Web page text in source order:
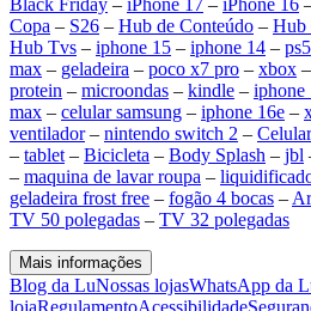
Black Friday – iPhone 17 – iPhone 16
Copa – S26 – Hub de Conteúdo – Hub
Hub Tvs – iphone 15 – iphone 14 – ps5
max – geladeira – poco x7 pro – xbox –
protein – microondas – kindle – iphone
max – celular samsung – iphone 16e –
ventilador– nintendo switch 2 – Celular
– tablet – Bicicleta – Body Splash – jbl
– maquina de lavar roupa –
geladeira frost free – fogão 4 bocas –
TV 50 polegadas – TV 32 polegadas
Mais informações
Blog da LuNossas lojasWhatsApp da